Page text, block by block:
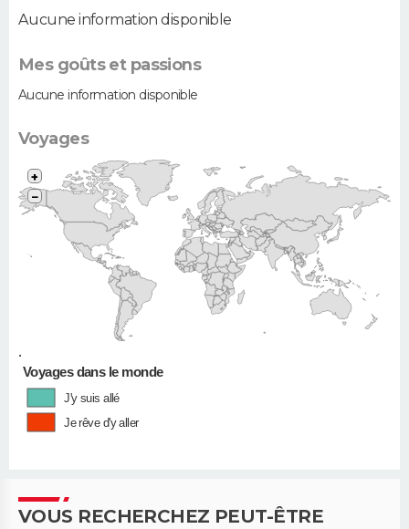
Aucune information disponible
Mes goûts et passions
Aucune information disponible
Voyages
•
+
−
Voyages dans le monde
J'y suis allé
Je rêve d'y aller
VOUS RECHERCHEZ PEUT-ÊTRE